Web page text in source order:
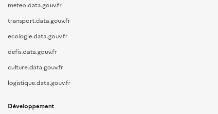
meteo.data.gouv.fr
transport.data.gouv.fr
ecologie.data.gouv.fr
defis.data.gouv.fr
culture.data.gouv.fr
logistique.data.gouv.fr
Développement